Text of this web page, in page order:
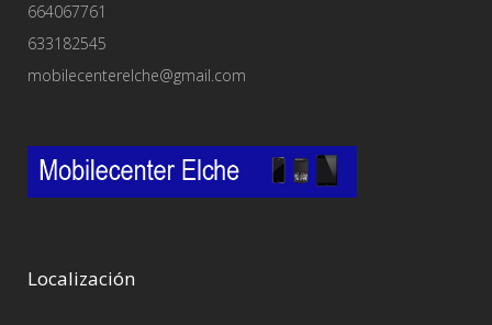
664067761
633182545
mobilecenterelche@gmail.com
Localización